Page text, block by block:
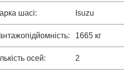
шасі Isuzu
1665 кг
осей 2